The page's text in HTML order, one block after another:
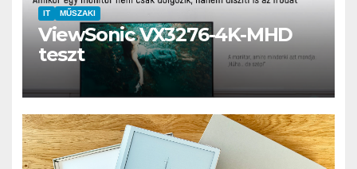
IT MŰSZAKI
ViewSonic VX3276-4K-MHD
teszt